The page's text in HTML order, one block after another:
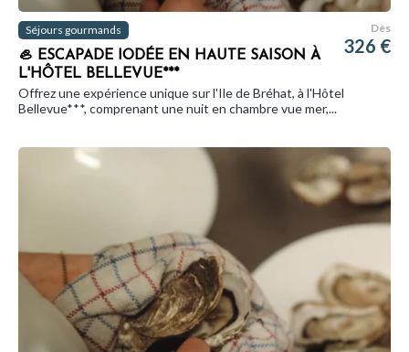
Séjours gourmands
🦪 ESCAPADE IODÉE EN HAUTE SAISON À
L'HÔTEL BELLEVUE***
Dès
326 €
Offrez une expérience unique sur l'Ile de Bréhat, à l'Hôtel
Bellevue***, comprenant une nuit en chambre vue mer,...